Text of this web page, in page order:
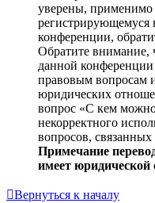
уверены, применимо
регистрирующемуся
конференции,
Обратите внимание,
данной
правовым вопросам
юридических
вопрос «С кем можно
некорректного
вопросов,
Примечание
имеет юридической
Вернуться к началу